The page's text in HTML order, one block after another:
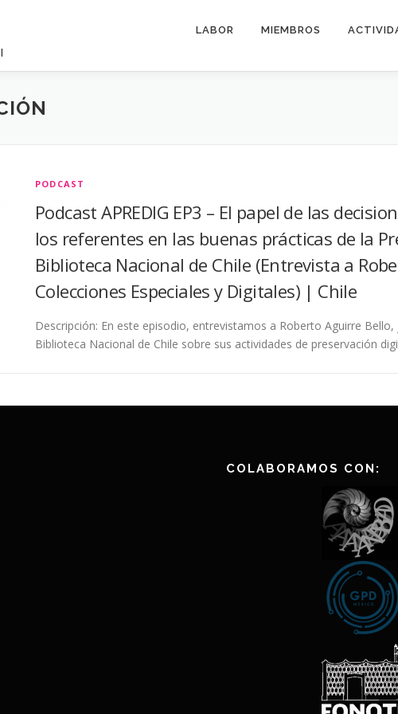
LABOR MIEMBROS
PODCAST
Podcast APREDIG EP3 – El papel de las
los referentes en las buenas prácticas de la
Biblioteca Nacional de Chile (Entrevista a
Colecciones Especiales y Digitales) | Chile
Descripción: En este episodio, entrevistamos a Roberto Aguirre
Biblioteca Nacional de Chile sobre sus actividades de preservación
COLABORAMOS CON: